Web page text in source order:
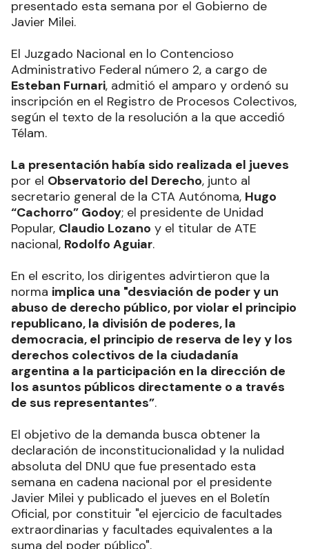
presentado esta semana por el Gobierno de
Javier Milei.
El Juzgado Nacional en lo Contencioso
Administrativo Federal número 2, a cargo de
Esteban Furnari, admitió el amparo y ordenó su
inscripción en el Registro de Procesos Colectivos,
según el texto de la resolución a la que accedió
Télam.
La presentación había sido realizada el jueves
por el Observatorio del Derecho, junto al
secretario general de la CTA Autónoma, Hugo
“Cachorro” Godoy; el presidente de Unidad
Popular, Claudio Lozano y el titular de ATE
nacional, Rodolfo Aguiar.
En el escrito, los dirigentes advirtieron que la
norma implica una "desviación de poder y un
abuso de derecho público, por violar el principio
republicano, la división de poderes, la
democracia, el principio de reserva de ley y los
derechos colectivos de la ciudadanía
argentina a la participación en la dirección de
los asuntos públicos directamente o a través
de sus representantes”.
El objetivo de la demanda busca obtener la
declaración de inconstitucionalidad y la nulidad
absoluta del DNU que fue presentado esta
semana en cadena nacional por el presidente
Javier Milei y publicado el jueves en el Boletín
Oficial, por constituir "el ejercicio de facultades
extraordinarias y facultades equivalentes a la